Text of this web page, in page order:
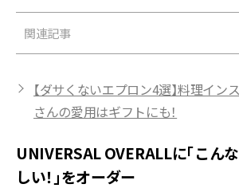
関連記事
【ダサくないエプロン4選】料理イ
さんの愛用はギフトにも！
UNIVERSAL OVERALLに「こん
しい！」をオーダー